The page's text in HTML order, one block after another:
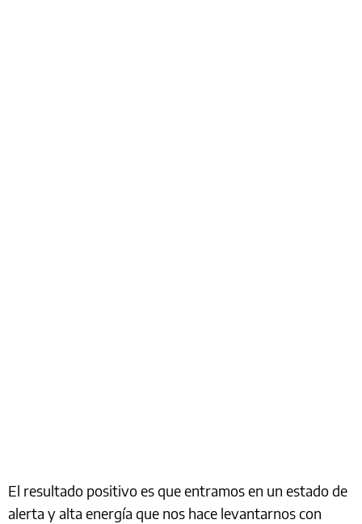
El resultado positivo es que entramos en un estado de
alerta y alta energía que nos hace levantarnos con